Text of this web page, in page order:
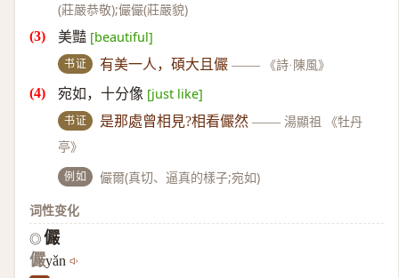
(莊嚴恭敬);儼儼(莊嚴貌)
美豔 [beautiful]
书证 有美一人，碩大且儼 —— 《詩·陳風》
宛如，十分像 [just like]
书证 是那處曾相見?相看儼然 —— 湯顯祖 《牡丹
亭》
例如
儼爾(真切、逼真的樣子;宛如)
词性变化
◎ 儼
儼yǎn